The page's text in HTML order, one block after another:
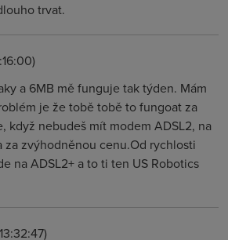
trvat.
a 6MB mě funguje tak týden. Mám
je že tobě tobě to fungoat za
když nebudeš mít modem ADSL2, na
za zvýhodněnou cenu.Od rychlosti
na ADSL2+ a to ti ten US Robotics